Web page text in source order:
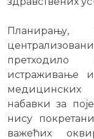
претходило
истраживање
медицинских
набавки за
нису
важећих